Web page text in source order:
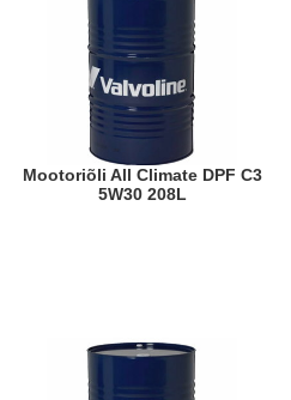
Mootoriõli All Climate DPF C3
5W30 208L